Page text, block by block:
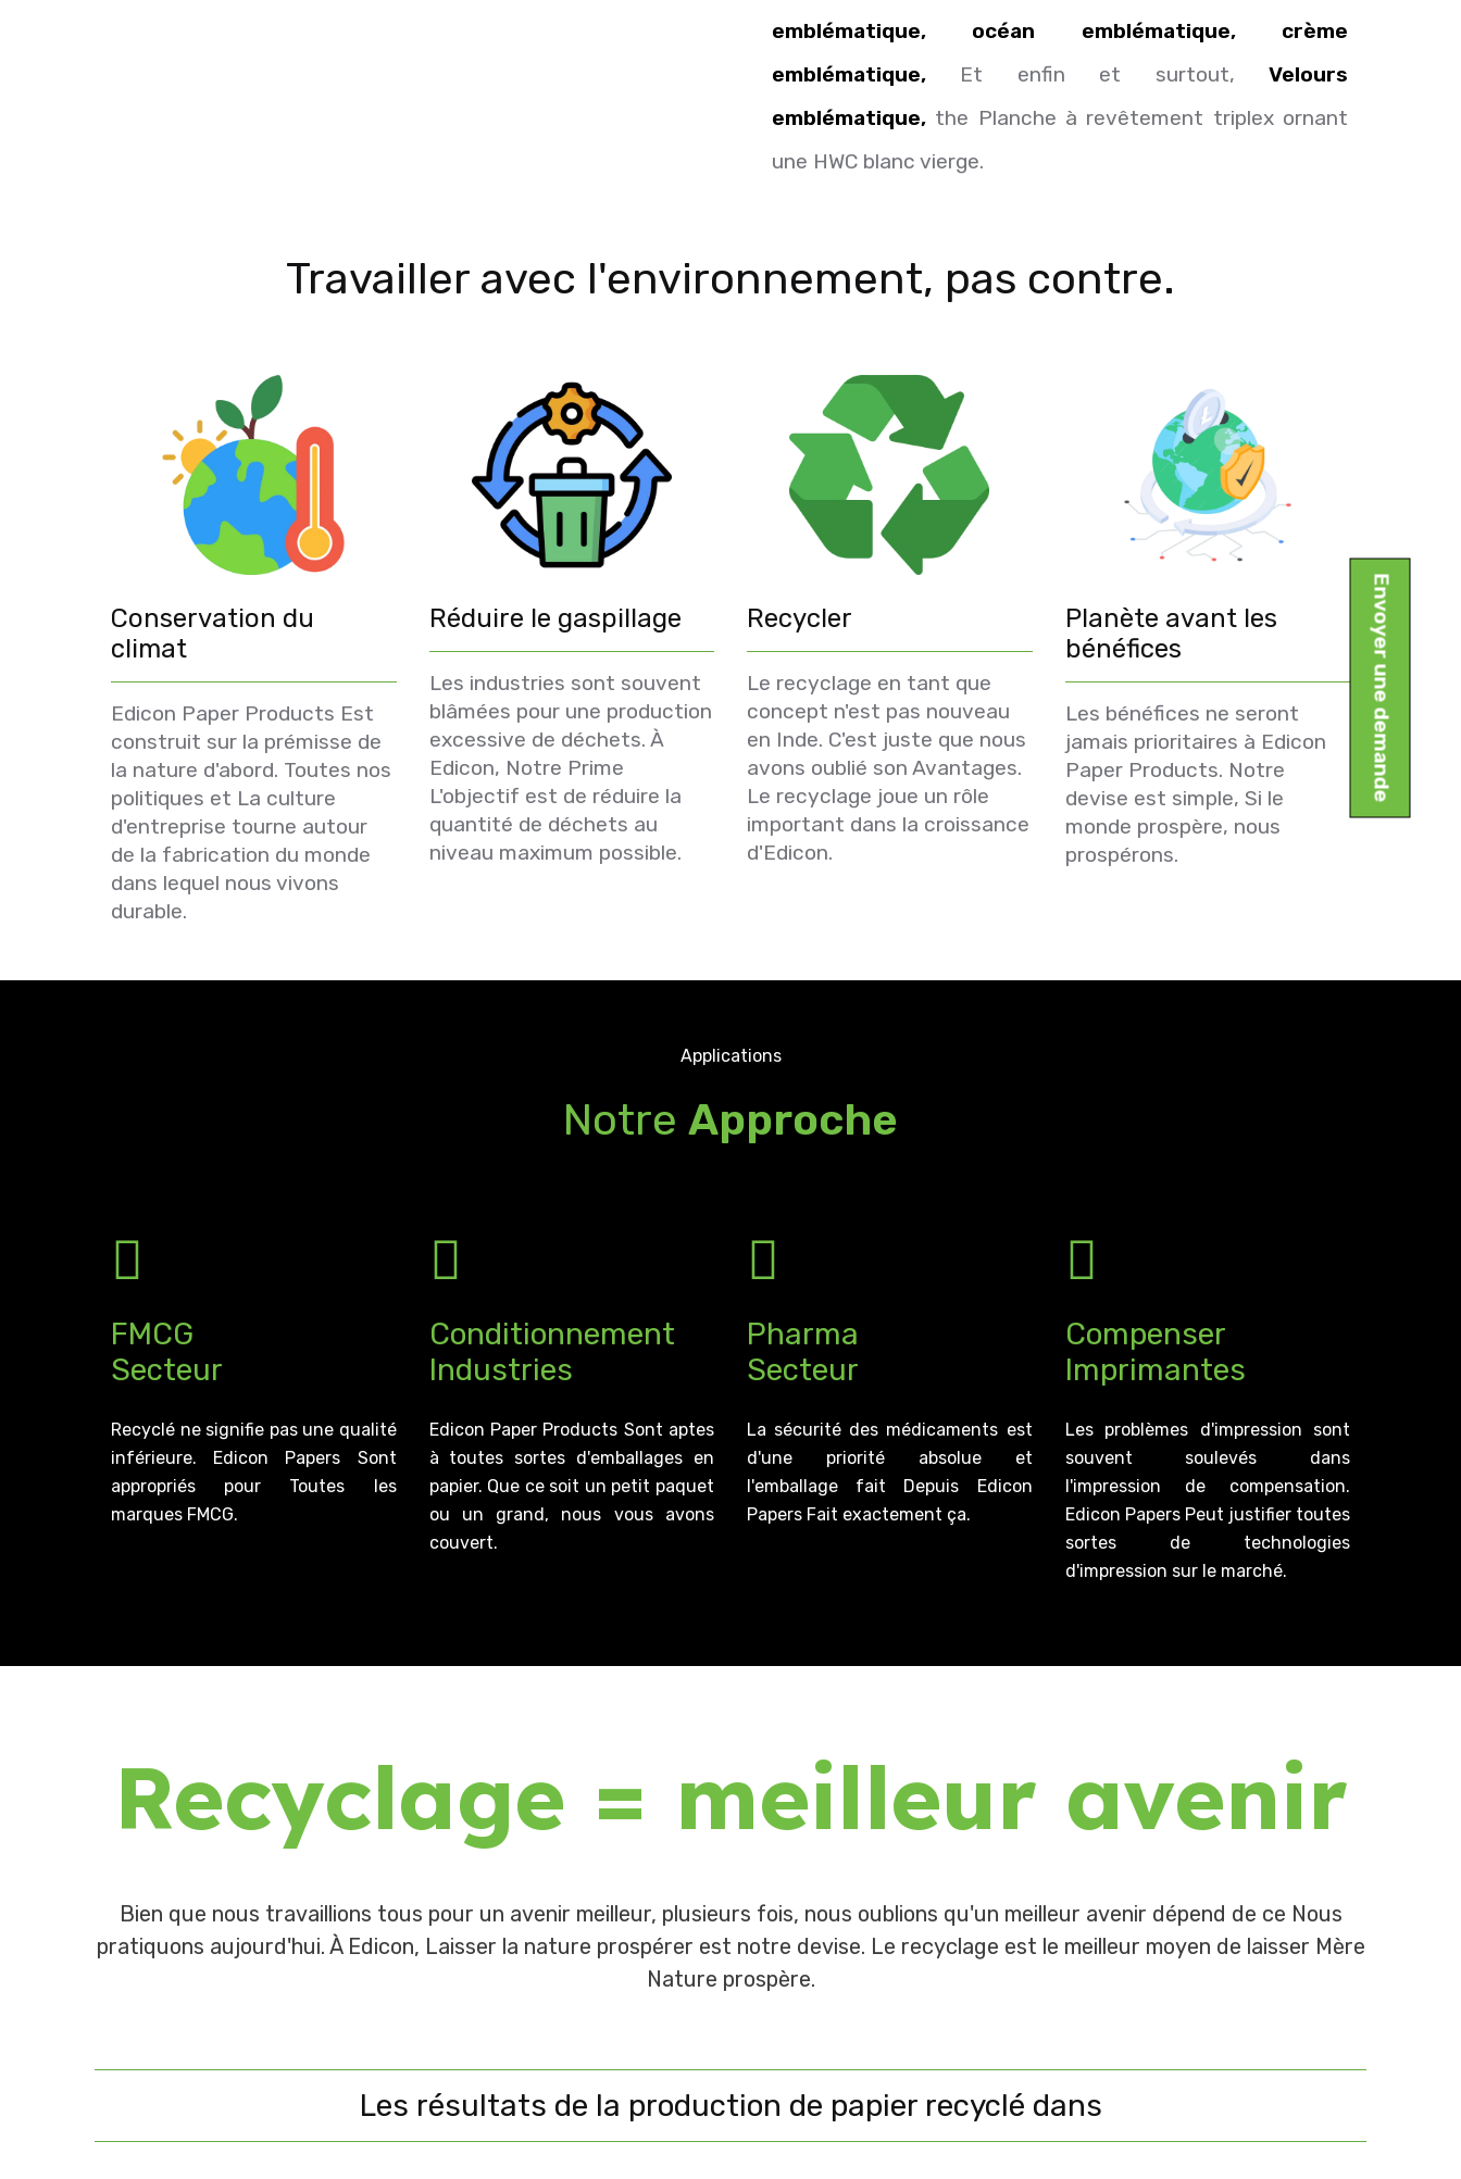
emblématique, océan emblématique, crème
emblématique, Et enfin et surtout, Velours
emblématique, the Planche à revêtement triplex ornant
une HWC blanc vierge.
Travailler avec l'environnement, pas contre.
Conservation du
climat
Edicon Paper Products Est
construit sur la prémisse de
la nature d'abord. Toutes nos
politiques et La culture
d'entreprise tourne autour
de la fabrication du monde
dans lequel nous vivons
durable.
Réduire le gaspillage
Les industries sont souvent
blâmées pour une production
excessive de déchets. À
Edicon, Notre Prime
L'objectif est de réduire la
quantité de déchets au
niveau maximum possible.
Recycler
Le recyclage en tant que
concept n'est pas nouveau
en Inde. C'est juste que nous
avons oublié son Avantages.
Le recyclage joue un rôle
important dans la croissance
d'Edicon.
Planète avant les
bénéfices
Les bénéfices ne seront
jamais prioritaires à Edicon
Paper Products. Notre
devise est simple, Si le
monde prospère, nous
prospérons.
Applications
Notre Approche
FMCG
Secteur
Recyclé ne signifie pas une qualité
inférieure. Edicon Papers Sont
appropriés pour Toutes les
marques FMCG.
Conditionnement
Industries
Edicon Paper Products Sont aptes
à toutes sortes d'emballages en
papier. Que ce soit un petit paquet
ou un grand, nous vous avons
couvert.
Pharma
Secteur
La sécurité des médicaments est
d'une priorité absolue et
l'emballage fait Depuis Edicon
Papers Fait exactement ça.
Compenser
Imprimantes
Les problèmes d'impression sont
souvent soulevés dans
l'impression de compensation.
Edicon Papers Peut justifier toutes
sortes de technologies
d'impression sur le marché.
Recyclage = meilleur avenir
Bien que nous travaillions tous pour un avenir meilleur, plusieurs fois, nous oublions qu'un meilleur avenir dépend de ce Nous
pratiquons aujourd'hui. À Edicon, Laisser la nature prospérer est notre devise. Le recyclage est le meilleur moyen de laisser Mère
Nature prospère.
Les résultats de la production de papier recyclé dans
Envoyer une demande